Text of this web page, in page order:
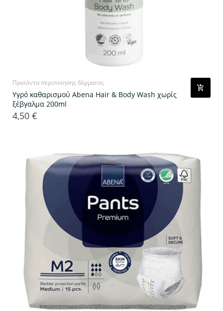
Προϊόντα περιποίησης δέρματος
Υγρό καθαρισμού Abena Hair & Body Wash χωρίς
ξέβγαλμα 200ml
Τιμή
4,50 €